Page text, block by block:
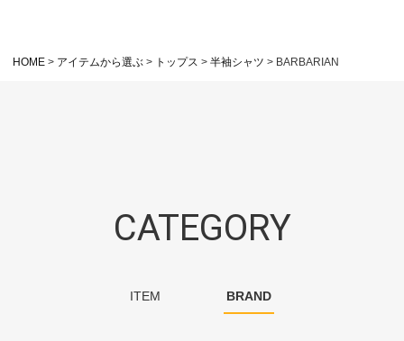
HOME アイテムから選ぶ トップス 半袖シャツ BARBARIAN
CATEGORY
ITEM BRAND